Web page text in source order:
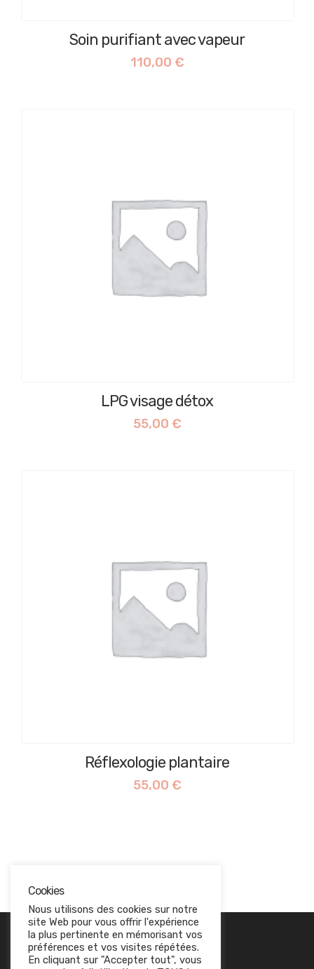
Soin purifiant avec vapeur
110,00 €
LPG visage détox
55,00 €
Réflexologie plantaire
55,00 €
EN SAVOIR PLUS
Politique de confidentialité
Cookies
Nous utilisons des cookies sur notre
site Web pour vous offrir l'expérience
la plus pertinente en mémorisant vos
préférences et vos visites répétées.
En cliquant sur "Accepter tout", vous